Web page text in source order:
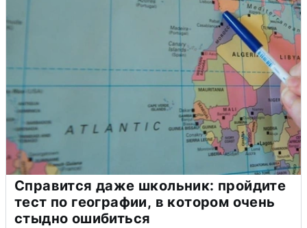
Справится даже школьник: пройдите
тест по географии, в котором очень
стыдно ошибиться